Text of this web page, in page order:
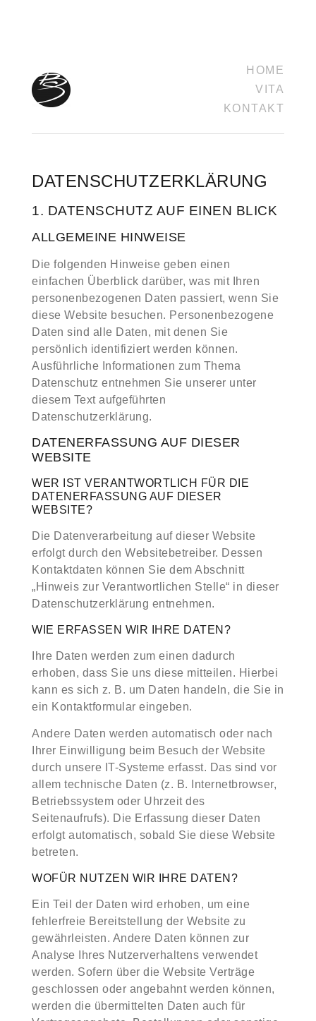
HOME
VITA
KONTAKT
DATENSCHUTZ­ERKLÄRUNG
1. DATENSCHUTZ AUF EINEN BLICK
ALLGEMEINE HINWEISE
Die folgenden Hinweise geben einen
einfachen Überblick darüber, was mit Ihren
personenbezogenen Daten passiert, wenn Sie
diese Website besuchen. Personenbezogene
Daten sind alle Daten, mit denen Sie
persönlich identifiziert werden können.
Ausführliche Informationen zum Thema
Datenschutz entnehmen Sie unserer unter
diesem Text aufgeführten
Datenschutzerklärung.
DATENERFASSUNG AUF DIESER
WEBSITE
WER IST VERANTWORTLICH FÜR DIE
DATENERFASSUNG AUF DIESER
WEBSITE?
Die Datenverarbeitung auf dieser Website
erfolgt durch den Websitebetreiber. Dessen
Kontaktdaten können Sie dem Abschnitt
„Hinweis zur Verantwortlichen Stelle“ in dieser
Datenschutzerklärung entnehmen.
WIE ERFASSEN WIR IHRE DATEN?
Ihre Daten werden zum einen dadurch
erhoben, dass Sie uns diese mitteilen. Hierbei
kann es sich z. B. um Daten handeln, die Sie in
ein Kontaktformular eingeben.
Andere Daten werden automatisch oder nach
Ihrer Einwilligung beim Besuch der Website
durch unsere IT-Systeme erfasst. Das sind vor
allem technische Daten (z. B. Internetbrowser,
Betriebssystem oder Uhrzeit des
Seitenaufrufs). Die Erfassung dieser Daten
erfolgt automatisch, sobald Sie diese Website
betreten.
WOFÜR NUTZEN WIR IHRE DATEN?
Ein Teil der Daten wird erhoben, um eine
fehlerfreie Bereitstellung der Website zu
gewährleisten. Andere Daten können zur
Analyse Ihres Nutzerverhaltens verwendet
werden. Sofern über die Website Verträge
geschlossen oder angebahnt werden können,
werden die übermittelten Daten auch für